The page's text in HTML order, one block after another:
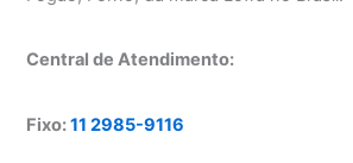
Central de Atendimento:
Fixo:11 2985-9116